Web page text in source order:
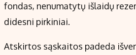
fondas, nenumatytų išlaidų
didesni pirkiniai.
Atskirtos sąskaitos padeda